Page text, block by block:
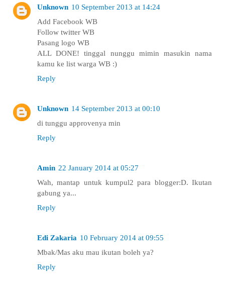
Unknown 10 September 2013 at 14:24
Add Facebook WB
Follow twitter WB
Pasang logo WB
ALL DONE! tinggal nunggu mimin masukin nama
kamu ke list warga WB :)
Reply
Unknown 14 September 2013 at 00:10
di tunggu approvenya min
Reply
Amin 22 January 2014 at 05:27
Wah, mantap untuk kumpul2 para blogger:D. Ikutan
gabung ya...
Reply
Edi Zakaria 10 February 2014 at 09:55
Mbak/Mas aku mau ikutan boleh ya?
Reply